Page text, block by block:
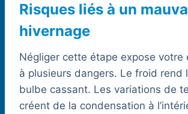
Risques liés à un
hivernage
Négliger cette étape expose votre
à plusieurs dangers. Le froid rend
bulbe cassant. Les variations de
créent de la condensation à